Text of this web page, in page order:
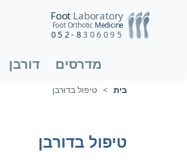
Foot Laboratory
Foot Orthotic Medicine
052-8306095
מדרסים דורבן
בית > טיפול בדורבן
טיפול בדורבן